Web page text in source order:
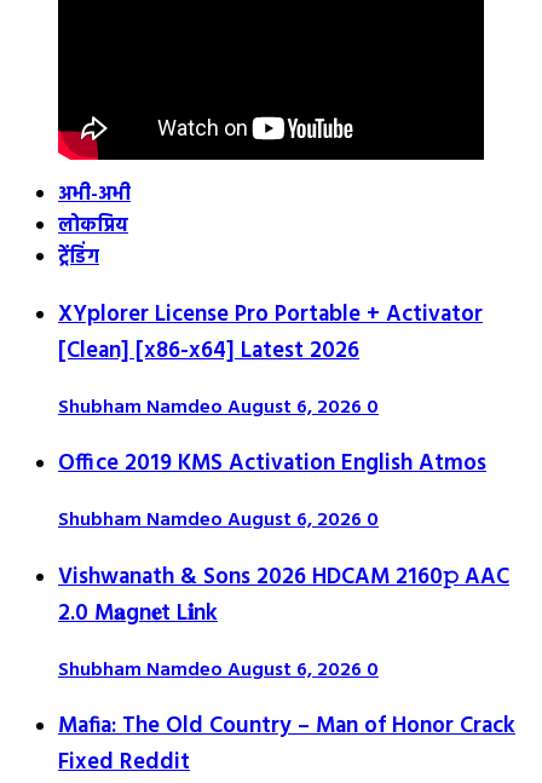
अभी-अभी
लोकप्रिय
ट्रेंडिंग
XYplorer License Pro Portable + Activator
[Clean] [x86-x64] Latest 2026
Shubham NamdeoAugust 6, 20260
Office 2019 KMS Activation English Atmos
Shubham NamdeoAugust 6, 20260
Vishwanath & Sons 2026 HDCAM 2160𝚙 AAC
2.0 M𝐚gn𝐞t L𝐢nk
Shubham NamdeoAugust 6, 20260
Mafia: The Old Country – Man of Honor Crack
Fixed Reddit